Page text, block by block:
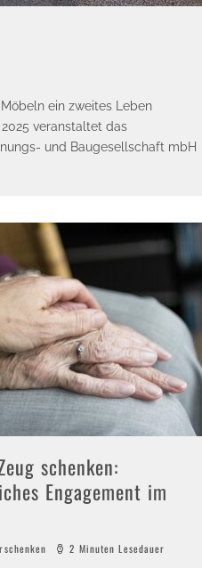
ein zweites Leben
veranstaltet das
und Baugesellschaft mbH
schenken:
Engagement im
2 Minuten Lesedauer